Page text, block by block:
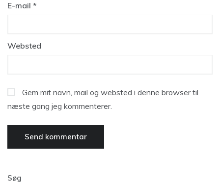
E-mail *
Websted
Gem mit navn, mail og websted i denne browser til
næste gang jeg kommenterer.
Søg